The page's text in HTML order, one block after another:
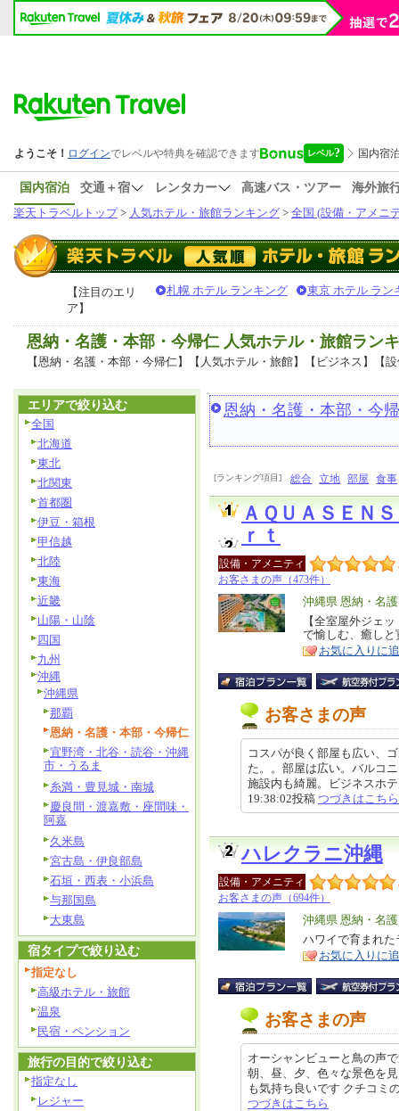
国内宿泊 交通＋宿 レンタカー 高速バス・ツアー
海外旅
楽天トラベルトップ> 人気ホテル・旅館ランキング > 全国 (設備・アメニ
【注目のエリ
ア】
札幌 ホテル ランキング 東京 ホテル ラン
恩納・名護・本部・今帰仁 人気ホテル・旅館ラン
【恩納・名護・本部・今帰仁】【人気ホテル・旅館】【ビジネス】【
恩納・名護・本部・今
[ランキング項目] 総合 立地 部屋 食事
ＡＱＵＡＳＥ
ｒｔ
設備・アメニティ
お客さまの声（473件）
エ
リ
ア
沖縄県 恩納・名
特
徴
【全室屋外ジェ
で愉しむ、癒し
お気に入りに
お客さまの声
コスパが良く部屋も広い、
た。。部屋は広い。バルコ
施設内も綺麗。ビジネスホ
19:38:02投稿 つづきはこちら
ハレクラニ沖縄
設備・アメニティ
お客さまの声（694件）
エ
リ
ア
沖縄県 恩納・名
特
徴
ハワイで育まれ
お気に入りに
お客さまの声
オーシャンビューと鳥の声
朝、昼、夕、色々な景色を
も気持ち良いです クチコ
つづきはこちら
エリアで絞り込む
全国
北海道
東北
北関東
首都圏
伊豆・箱根
甲信越
北陸
東海
近畿
山陽・山陰
四国
九州
沖縄
沖縄県
那覇
恩納・名護・本部・今帰仁
宜野湾・北谷・読谷・沖縄
市・うるま
糸満・豊見城・南城
慶良間・渡嘉敷・座間味・
阿嘉
久米島
宮古島・伊良部島
石垣・西表・小浜島
与那国島
大東島
宿タイプで絞り込む
指定なし
高級ホテル・旅館
温泉
民宿・ペンション
旅行の目的で絞り込む
指定なし
レジャー